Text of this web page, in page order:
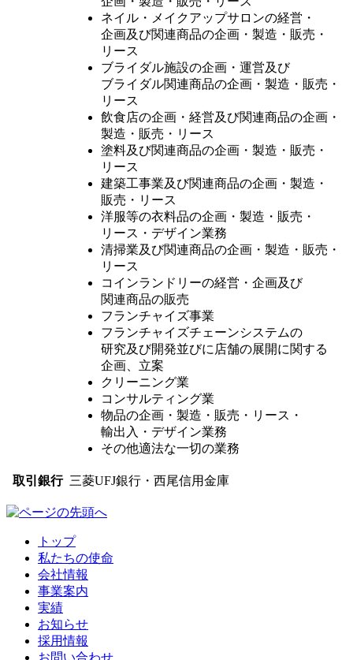
ネイル・メイクアップサロンの経営・
企画及び関連商品の企画・製造・販売・
リース
ブライダル施設の企画・運営及び
ブライダル関連商品の企画・製造・販売・
リース
飲食店の企画・経営及び関連商品の企画・
製造・販売・リース
塗料及び関連商品の企画・製造・販売・
リース
建築工事業及び関連商品の企画・製造・
販売・リース
洋服等の衣料品の企画・製造・販売・
リース・デザイン業務
清掃業及び関連商品の企画・製造・販売・
リース
コインランドリーの経営・企画及び
関連商品の販売
フランチャイズ事業
フランチャイズチェーンシステムの
研究及び開発並びに店舗の展開に関する
企画、立案
クリーニング業
コンサルティング業
物品の企画・製造・販売・リース・
輸出入・デザイン業務
その他適法な一切の業務
取引銀行 三菱UFJ銀行・西尾信用金庫
トップ
私たちの使命
会社情報
事業案内
実績
お知らせ
採用情報
お問い合わせ